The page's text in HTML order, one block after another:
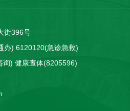
街396号
办) 6120120(急诊急救)
健康查体(8205596)